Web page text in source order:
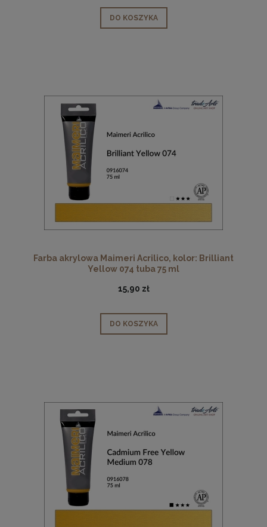
DO KOSZYKA
Farba akrylowa Maimeri Acrilico, kolor: Brilliant
Yellow 074 tuba 75 ml
15,90 zł
DO KOSZYKA